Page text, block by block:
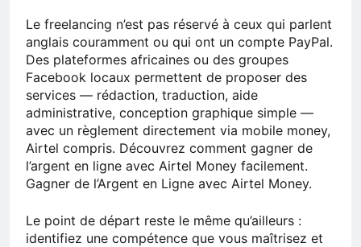
Le freelancing n’est pas réservé à ceux qui parlent
anglais couramment ou qui ont un compte PayPal.
Des plateformes africaines ou des groupes
Facebook locaux permettent de proposer des
services — rédaction, traduction, aide
administrative, conception graphique simple —
avec un règlement directement via mobile money,
Airtel compris. Découvrez comment gagner de
l’argent en ligne avec Airtel Money facilement.
Gagner de l’Argent en Ligne avec Airtel Money.
Le point de départ reste le même qu’ailleurs :
identifiez une compétence que vous maîtrisez et